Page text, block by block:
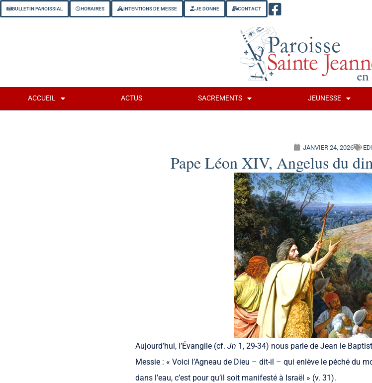
BULLETIN PAROISSIAL HORAIRES INTENTIONS DE MESSE JE DONNE CONTACT
ACCUEIL ACTUS SACREMENTS JEUNESSE
JANVIER 24, 2026
Pape Léon XIV, Angelus du
Aujourd’hui, l’Évangile (cf. Jn 1, 29-34) nous parle de Jean le
Messie : « Voici l’Agneau de Dieu – dit-il – qui enlève le péché du
dans l’eau, c’est pour qu’il soit manifesté à Israël » (v. 31).